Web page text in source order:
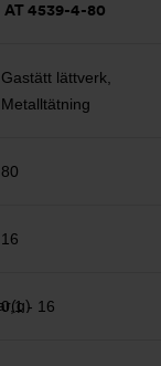
AT 4539-4-80
Gastätt lättverk,
Metalltätning
80
16
0,1 - 16